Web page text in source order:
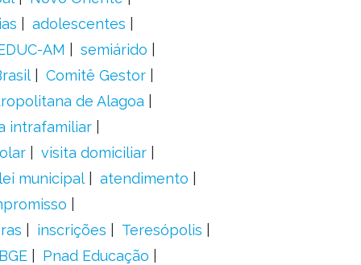
adolescentes
AM
semiárido
Comitê Gestor
de Alagoa
intrafamiliar
visita domiciliar
municipal
atendimento
inscrições
Teresópolis
Pnad Educação